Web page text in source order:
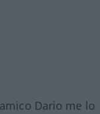
Dario me lo